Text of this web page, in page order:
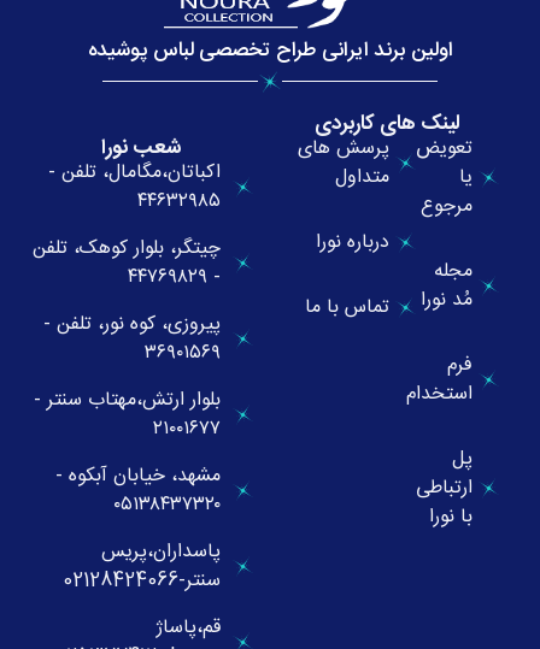
اولین برند ایرانی طراح تخصصی لباس پوشیده
لینک های کاربردی
تعویض
یا
مرجوع
مجله
مُد نورا
فرم
استخدام
پل
ارتباطی
با نورا
پرسش های
متداول
درباره نورا
تماس با ما
شعب نورا
اکباتان،مگامال، تلفن -
۴۴۶۳۲۹۸۵
چیتگر، بلوار کوهک، تلفن
- ۴۴۷۶۹۸۲۹
پیروزی، کوه نور، تلفن -
۳۶۹۰۱۵۶۹
بلوار ارتش،مهتاب سنتر -
۲۱۰۰۱۶۷۷
مشهد، خیابان آبکوه -
۰۵۱۳۸۴۳۷۳۲۰
پاسداران،پریس
سنتر-02128424066
قم،پاساژ